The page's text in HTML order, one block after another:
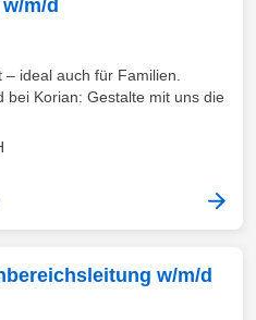
m/d
– ideal auch für Familien.
bei Korian: Gestalte mit uns die
w/m/d